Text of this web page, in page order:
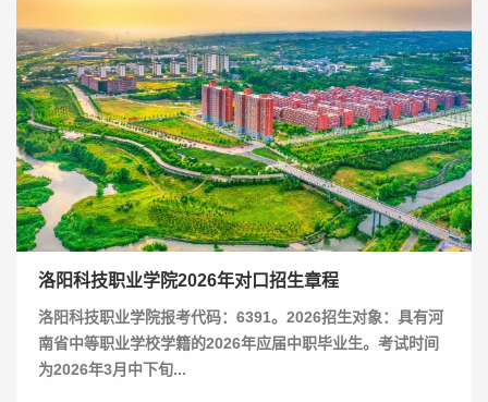
洛阳科技职业学院2026年对口招生章程
洛阳科技职业学院报考代码：6391。2026招生对象：具有河
南省中等职业学校学籍的2026年应届中职毕业生。考试时间
为2026年3月中下旬...